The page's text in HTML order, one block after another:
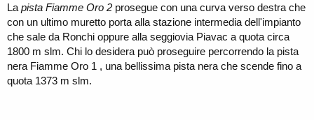
Lapista Fiamme Oro 2 prosegue con una curva verso destra che
con un ultimo muretto porta alla stazione intermedia dell'impianto
che sale da Ronchi oppure alla seggiovia Piavac a quota circa
1800 m slm. Chi lo desidera può proseguire percorrendo la pista
nera Fiamme Oro 1 , una bellissima pista nera che scende fino a
quota 1373 m slm.